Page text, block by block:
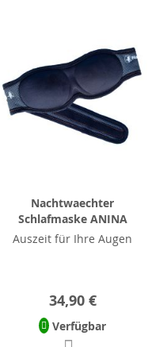
Nachtwaechter
Schlafmaske ANINA
Auszeit für Ihre Augen
34,90 €
Verfügbar